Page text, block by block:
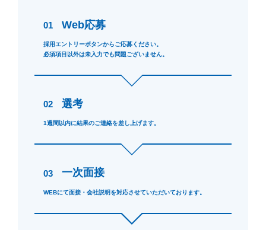
01 Web応募
採用エントリーボタンからご応募ください。
必須項目以外は未入力でも問題ございません。
02 選考
1週間以内に結果のご連絡を差し上げます。
03 一次面接
WEBにて面接・会社説明を対応させていただいております。